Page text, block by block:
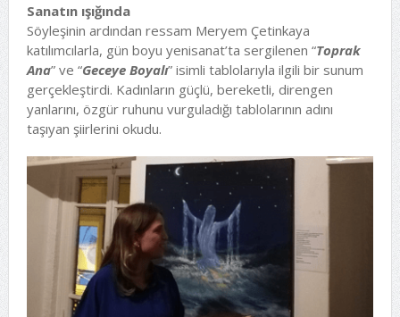
Sanatın ışığında
Söyleşinin ardından ressam Meryem Çetinkaya
katılımcılarla, gün boyu yenisanat’ta sergilenen “Toprak
Ana” ve “Geceye Boyalı” isimli tablolarıyla ilgili bir sunum
gerçekleştirdi. Kadınların güçlü, bereketli, direngen
yanlarını, özgür ruhunu vurguladığı tablolarının adını
taşıyan şiirlerini okudu.